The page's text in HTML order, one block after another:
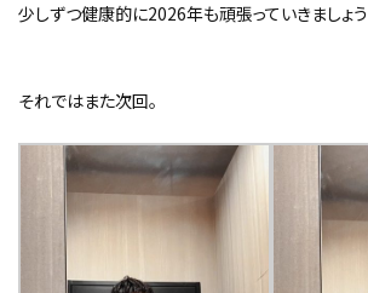
少しずつ健康的に2026年も頑張っていきましょう
それではまた次回。